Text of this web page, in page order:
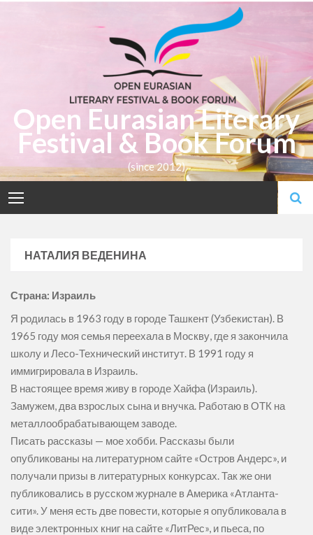
Open Eurasian Literary
Festival & Book Forum
(since 2012)
НАТАЛИЯ ВЕДЕНИНА
Страна: Израиль
Я родилась в 1963 году в городе Ташкент (Узбекистан). В
1965 году моя семья переехала в Москву, где я закончила
школу и Лесо-Технический институт. В 1991 году я
иммигрировала в Израиль.
В настоящее время живу в городе Хайфа (Израиль).
Замужем, два взрослых сына и внучка. Работаю в ОТК на
металлообрабатывающем заводе.
Писать рассказы — мое хобби. Рассказы были
опубликованы на литературном сайте «Остров Андерс», и
получали призы в литературных конкурсах. Так же они
публиковались в русском журнале в Америка «Атланта-
сити». У меня есть две повести, которые я опубликовала в
виде электронных книг на сайте «ЛитРес», и пьеса, по